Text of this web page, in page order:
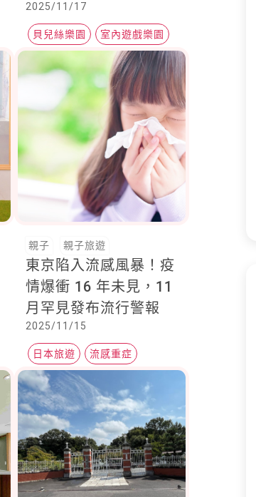
剩「0元」挨轟！
2025/11/17
貝兒絲樂園 室內遊戲樂園
親子 親子旅遊
東京陷入流感風暴！疫
情爆衝 16 年未見，11
月罕見發布流行警報
2025/11/15
日本旅遊 流感重症
流感病毒